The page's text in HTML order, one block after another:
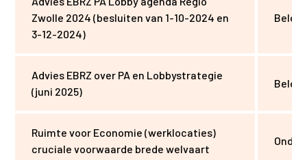
Zwolle 2024 (besluiten van 1-10-2024 en
3-12-2024)
Advies EBRZ over PA en Lobbystrategie
(juni 2025)
Ruimte voor Economie (werklocaties)
cruciale voorwaarde brede welvaart